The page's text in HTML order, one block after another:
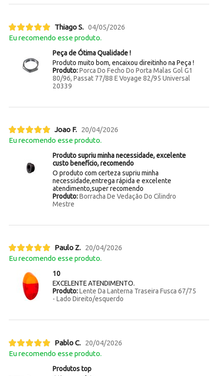
Thiago S. 04/05/2026
Eu recomendo esse produto.
Peça de Ótima Qualidade !
Produto muito bom, encaixou direitinho na Peça !
Produto:Porca Do Fecho Do Porta Malas Gol G1
80/96, Passat 77/88 E Voyage 82/95 Universal
20339
Joao F.
20/04/2026
Eu recomendo esse produto.
Produto supriu minha necessidade, excelente
custo benefício, recomendo
O produto com certeza supriu minha
necessidade,entrega rápida e excelente
atendimento,super recomendo
Produto:Borracha De Vedação Do Cilindro
Mestre
Paulo Z.
20/04/2026
Eu recomendo esse produto.
10
EXCELENTE ATENDIMENTO.
Produto:Lente Da Lanterna Traseira Fusca 67/75
- Lado Direito/esquerdo
Pablo C.
20/04/2026
Eu recomendo esse produto.
Produtos top